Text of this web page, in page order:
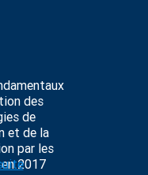
des
de
et de la
par les
2017